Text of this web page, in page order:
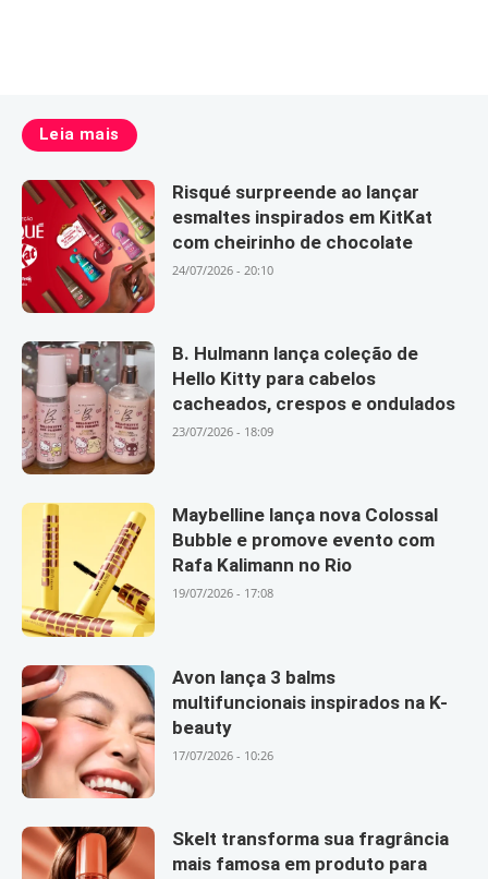
Leia mais
Risqué surpreende ao lançar
esmaltes inspirados em KitKat
com cheirinho de chocolate
24/07/2026 - 20:10
B. Hulmann lança coleção de
Hello Kitty para cabelos
cacheados, crespos e ondulados
23/07/2026 - 18:09
Maybelline lança nova Colossal
Bubble e promove evento com
Rafa Kalimann no Rio
19/07/2026 - 17:08
Avon lança 3 balms
multifuncionais inspirados na K-
beauty
17/07/2026 - 10:26
Skelt transforma sua fragrância
mais famosa em produto para